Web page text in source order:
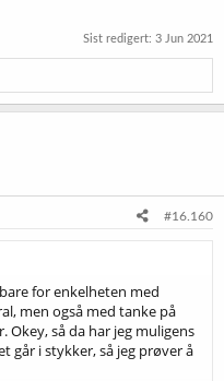
Sist redigert: 3 Jun 2021
#16.160
for enkelheten med
men også med tanke på
Okey, så da har jeg muligens
går i stykker, så jeg prøver å